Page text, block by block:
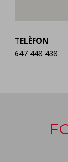
TELÈFON
647 448 438